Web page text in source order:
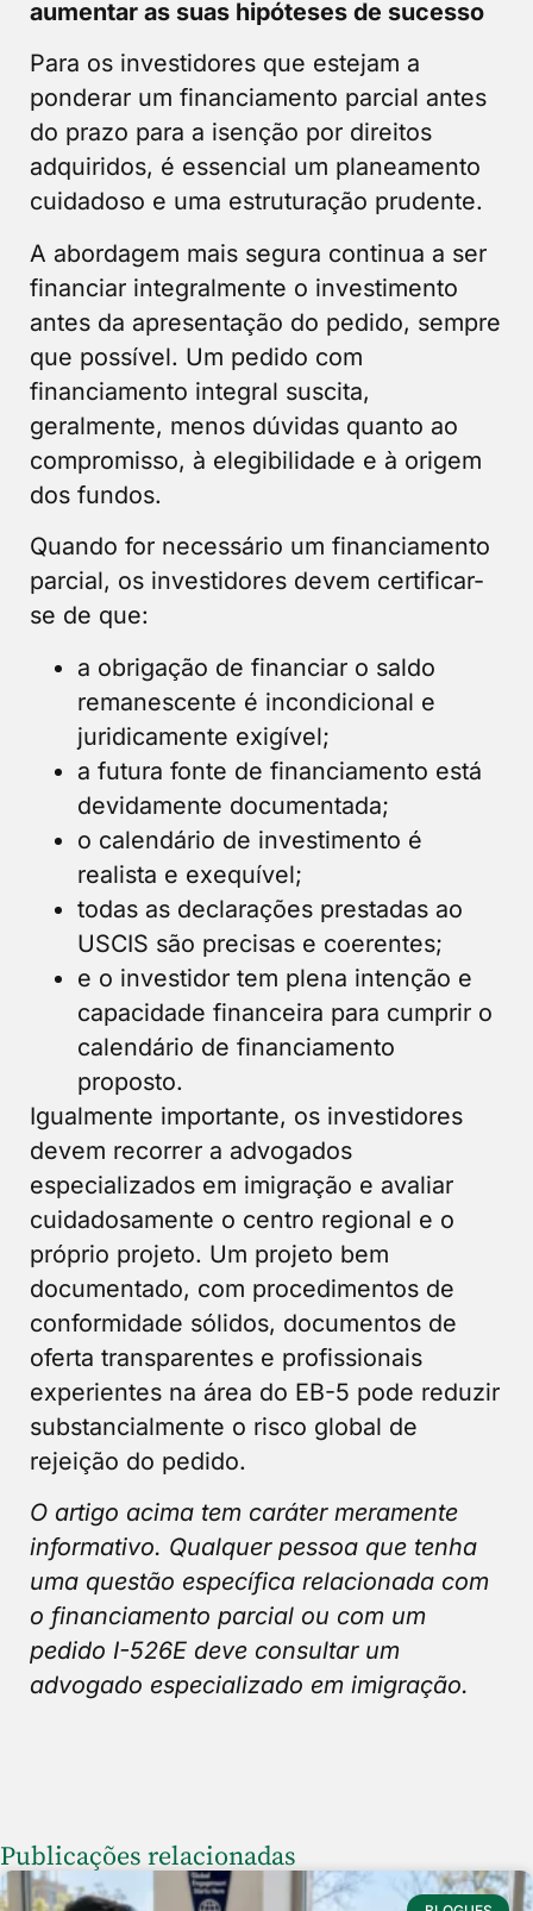
aumentar as suas hipóteses de sucesso
Para os investidores que estejam a
ponderar um financiamento parcial antes
do prazo para a isenção por direitos
adquiridos, é essencial um planeamento
cuidadoso e uma estruturação prudente.
A abordagem mais segura continua a ser
financiar integralmente o investimento
antes da apresentação do pedido, sempre
que possível. Um pedido com
financiamento integral suscita,
geralmente, menos dúvidas quanto ao
compromisso, à elegibilidade e à origem
dos fundos.
Quando for necessário um financiamento
parcial, os investidores devem certificar-
se de que:
a obrigação de financiar o saldo
remanescente é incondicional e
juridicamente exigível;
a futura fonte de financiamento está
devidamente documentada;
o calendário de investimento é
realista e exequível;
todas as declarações prestadas ao
USCIS são precisas e coerentes;
e o investidor tem plena intenção e
capacidade financeira para cumprir o
calendário de financiamento
proposto.
Igualmente importante, os investidores
devem recorrer a advogados
especializados em imigração e avaliar
cuidadosamente o centro regional e o
próprio projeto. Um projeto bem
documentado, com procedimentos de
conformidade sólidos, documentos de
oferta transparentes e profissionais
experientes na área do EB-5 pode reduzir
substancialmente o risco global de
rejeição do pedido.
O artigo acima tem caráter meramente
informativo. Qualquer pessoa que tenha
uma questão específica relacionada com
o financiamento parcial ou com um
pedido I-526E deve consultar um
advogado especializado em imigração.
Publicações relacionadas